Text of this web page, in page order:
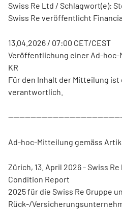
Swiss Re Ltd / Schlagwort(e):
Swiss Re veröffentlicht
13.04.2026 / 07:00 CET/CEST
Veröffentlichung einer Ad-hoc-
KR
Für den Inhalt der Mitteilung
verantwortlich.
Ad-hoc-Mitteilung gemäss
Zürich, 13. April 2026 - Swiss
Condition Report
2025 für die Swiss Re Gruppe
Rück-/